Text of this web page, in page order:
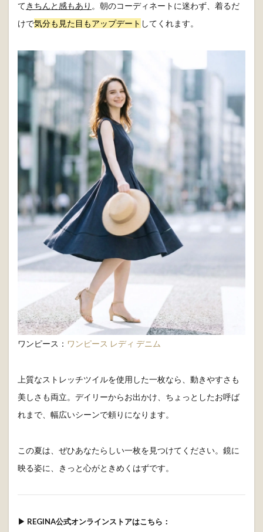
てきちんと感もあり 。朝のコーディネートに迷わず、着るだ
けで気分も見た目もアップデート してくれます。
ワンピース： ワンピース レディ デニム
上質なストレッチツイルを使用した一枚なら、動きやすさも
美しさも両立。デイリーからお出かけ、ちょっとしたお呼ば
れまで、幅広いシーンで頼りになります。
この夏は、ぜひあなたらしい一枚を見つけてください。鏡に
映る姿に、きっと心がときめくはずです。
▶ REGINA公式オンラインストアはこちら：